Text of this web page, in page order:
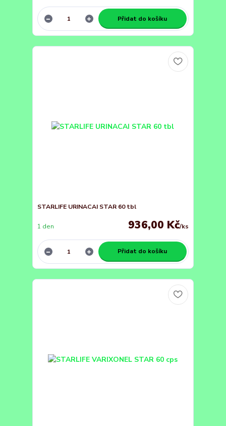
Přidat do košíku
STARLIFE URINACAI STAR 60 tbl
936,00 Kč/ks
1 den
Přidat do košíku